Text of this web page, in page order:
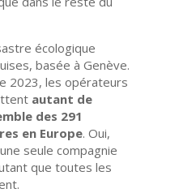
écologique
basée à Genève.
2023, les opérateurs
autant de
des 291
en Europe. Oui,
seule compagnie
que toutes les